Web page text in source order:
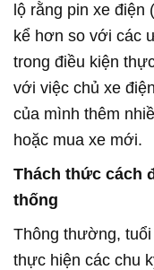
lộ rằng pin xe điện
kể hơn so với các
trong điều kiện
với việc chủ xe
của mình thêm
hoặc mua xe mới.
Thách thức cách
thống
Thông thường,
thực hiện các chu